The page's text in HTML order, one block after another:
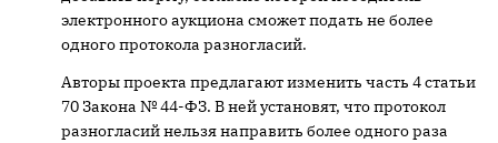
электронного аукциона сможет подать не более
одного протокола разногласий.
Авторы проекта предлагают изменить часть 4 статьи
70 Закона № 44-ФЗ. В ней установят, что протокол
разногласий нельзя направить более одного раза